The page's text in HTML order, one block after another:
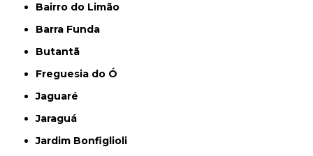
Bairro do Limão
Barra Funda
Butantã
Freguesia do Ó
Jaguaré
Jaraguá
Jardim Bonfiglioli